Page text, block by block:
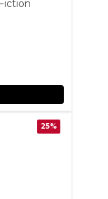
25%